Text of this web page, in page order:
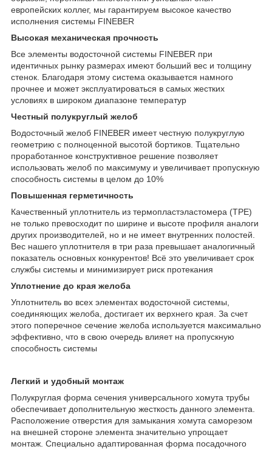
европейских коллег, мы гарантируем высокое качество
исполнения системы FINEBER
Высокая механическая прочность
Все элементы водосточной системы FINEBER при
идентичных рынку размерах имеют больший вес и толщину
стенок. Благодаря этому система оказывается намного
прочнее и может эксплуатироваться в самых жестких
условиях в широком диапазоне температур
Честный полукруглый желоб
Водосточный желоб FINEBER имеет честную полукруглую
геометрию с полноценной высотой бортиков. Тщательно
проработанное конструктивное решение позволяет
использовать желоб по максимуму и увеличивает пропускную
способность системы в целом до 10%
Повышенная герметичность
Качественный уплотнитель из термопластэластомера (TPE)
не только превосходит по ширине и высоте профиля аналоги
других производителей, но и не имеет внутренних полостей.
Вес нашего уплотнителя в три раза превышает аналогичный
показатель основных конкурентов! Всё это увеличивает срок
службы системы и минимизирует риск протекания
Уплотнение до края желоба
Уплотнитель во всех элементах водосточной системы,
соединяющих желоба, достигает их верхнего края. За счет
этого поперечное сечение желоба используется максимально
эффективно, что в свою очередь влияет на пропускную
способность системы
Легкий и удобный монтаж
Полукруглая форма сечения универсального хомута трубы
обеспечивает дополнительную жесткость данного элемента.
Расположение отверстия для замыкания хомута саморезом
на внешней стороне элемента значительно упрощает
монтаж. Специально адаптированная форма посадочного